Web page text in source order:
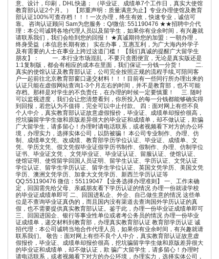
意、设计，印刷，DHL快递； （毕业证、成绩单7个工作日，真实大使馆
教育部认证2个月。） 【郑重声明：质量满意为止】专业办理使馆及教育
部认证100%可查存档！！！一次办理，终生有效，快速专业，诚信可
靠。 咨询认证顾问 Sam为您服务：Q/微信: 551190476 ★★招聘中介代
理：本公司诚聘各地代理人员以及留学生，如果你有业余时间，有兴趣就
请联系我们，我们会给到您的回报！ ★真诚期待您的加盟：一朝办理，
终身受益（本信息长期有效） 实在办事，互惠互利，为广大海内外学子
及有需要的人士在事业上跨过这道门槛！ 【我们真诚的提醒广大留学生
朋友】： 一. 本行业市场混乱，不要只贪图便宜，无论是真实版还是
1:1复制版，都会有相应的成本在里面，我们保证一分钱一分货！ 二.
真实的使馆认证及教育部认证，公司完全按照正规的流程手续,可陪同客
户一起前往北京教育部窗口递交材料！！！目前有一些同行所办理出来的
认证只能在虚假网站查询1-3个月左右的时间，并不是教育部，也不可能
存档。那样是对学生的不负责任，在办理的时候一定要慎重！ 三. 随时
可以监视进度，我们会让您清楚看到，你所投入的每一分钱都能够确实得
到回报，若您认为不值得，完全可以中止付款。 四：面对网上有些不良
个人中介，真实教育部认证故意虚假报价，毕业证、成绩单却报价很高，
挖坑骗留学学生做和原版差异很大的毕业证和成绩单，却不做认证，欺骗
广大留学生，请多留心！办理时请电话联系，或者视频看下对方的办公环
境，办理实力，选择实体公司，以防被骗！ 本公司专业制作、办理、仿
制、成绩单文凭、改成绩、教育部学历学位认证、毕业证、成绩单、文
凭、学历文凭、假文凭假毕业证假学历书制作、假制作、办理、仿制学位
证书、毕业证文凭 、文凭毕业证、毕业证认证、留服认证、使馆认证、
使馆证明、使馆留学回国人员证明、留学生认证、学历认证、文凭认证
学位认证、留学生学历认证、留学生学位认证、英国文凭学历、美国文凭
学历、澳洲文凭学历、加拿大文凭学历、新西兰学历认证等
QQ:551190476 微信：55119047 【业务选择办理准则】 一、工作未确
定，回国需先给父母、亲戚朋友看下学历认证的情况 办理一份就读学校
的毕业证成绩单即可 二、回国进私企、外企、自己做生意的情况 这些单
位是不查询毕业证真伪的，而且国内没有渠道去查询国外学历认证的真
假，也不需要提供真实教育部认证。鉴于此，办理一份毕业证成绩单即可
三、回国进国企、银行等事业性单位或者考公务员的情况 办理一份毕业
证成绩单，递交材料到教育部，办理真实教育部认证 教育部学历认证 诚
招代理：本公司诚聘当地合作代理人员，如果你有业余时间，有兴趣就请
联系我们。 敬告：面对网上有些不良个人中介，真实教育部认证故意虚
假报价，毕业证、成绩单却报价很高，挖坑骗留学学生做和原版差异很大
的毕业证和成绩单，却不做认证，欺 骗广大留学生，请多留心！办理时
请电话联系，或者视频看下对方的办公环境，办理实力，选择实体公司，